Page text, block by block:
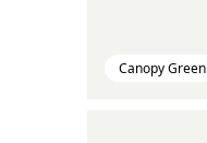
Canopy Green